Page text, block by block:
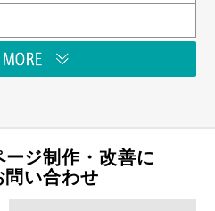
ジ制作・改善に
問い合わせ